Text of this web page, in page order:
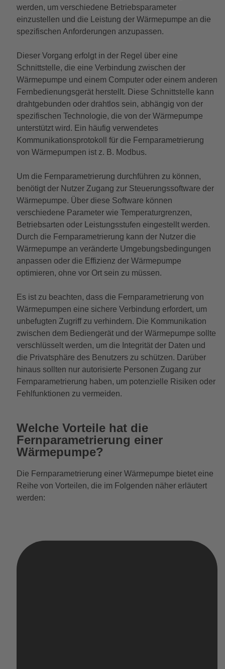
werden, um verschiedene Betriebsparameter
einzustellen und die Leistung der Wärmepumpe an die
spezifischen Anforderungen anzupassen.
Dieser Vorgang erfolgt in der Regel über eine
Schnittstelle, die eine Verbindung zwischen der
Wärmepumpe und einem Computer oder einem anderen
Fernbedienungsgerät herstellt. Diese Schnittstelle kann
drahtgebunden oder drahtlos sein, abhängig von der
spezifischen Technologie, die von der Wärmepumpe
unterstützt wird. Ein häufig verwendetes
Kommunikationsprotokoll für die Fernparametrierung
von Wärmepumpen ist z. B. Modbus.
Um die Fernparametrierung durchführen zu können,
benötigt der Nutzer Zugang zur Steuerungssoftware der
Wärmepumpe. Über diese Software können
verschiedene Parameter wie Temperaturgrenzen,
Betriebsarten oder Leistungsstufen eingestellt werden.
Durch die Fernparametrierung kann der Nutzer die
Wärmepumpe an veränderte Umgebungsbedingungen
anpassen oder die Effizienz der Wärmepumpe
optimieren, ohne vor Ort sein zu müssen.
Es ist zu beachten, dass die Fernparametrierung von
Wärmepumpen eine sichere Verbindung erfordert, um
unbefugten Zugriff zu verhindern. Die Kommunikation
zwischen dem Bediengerät und der Wärmepumpe sollte
verschlüsselt werden, um die Integrität der Daten und
die Privatsphäre des Benutzers zu schützen. Darüber
hinaus sollten nur autorisierte Personen Zugang zur
Fernparametrierung haben, um potenzielle Risiken oder
Fehlfunktionen zu vermeiden.
Welche Vorteile hat die
Fernparametrierung einer
Wärmepumpe?
Die Fernparametrierung einer Wärmepumpe bietet eine
Reihe von Vorteilen, die im Folgenden näher erläutert
werden: